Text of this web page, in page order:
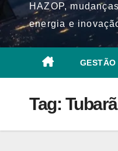
HAZOP,
energia e
GESTÃO
Tag: